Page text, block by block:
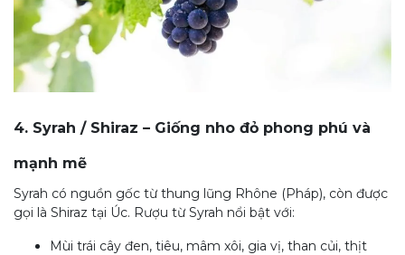
4. Syrah / Shiraz – Giống nho đỏ phong phú và
mạnh mẽ
Syrah có nguồn gốc từ thung lũng Rhône (Pháp), còn được
gọi là Shiraz tại Úc. Rượu từ Syrah nổi bật với:
Mùi trái cây đen, tiêu, mâm xôi, gia vị, than củi, thịt